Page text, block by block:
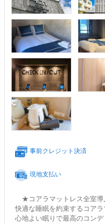
事前クレジット決済
現地支払い
★コアラマットレス全室導
快適な睡眠を約束するコアラ
心地よい眠りで最高のコン